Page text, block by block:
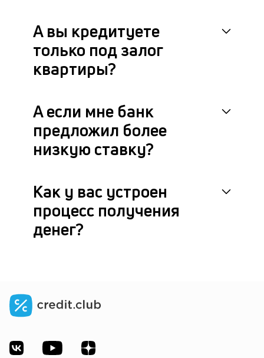
А вы кредитуете
только под залог
квартиры?
А если мне банк
предложил более
низкую ставку?
Как у вас устроен
процесс получения
денег?